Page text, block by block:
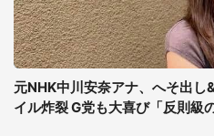
元NHK中川安奈アナ、へそ出し
イル炸裂 G党も大喜び「反則級